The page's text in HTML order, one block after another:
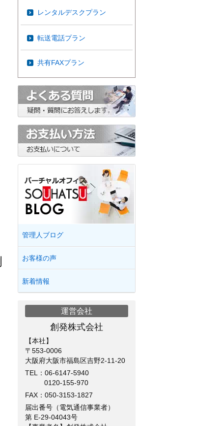
レンタルデスクプラン
転送電話プラン
共有FAXプラン
管理人ブログ
お客様の声
新着情報
運営会社
創発株式会社
【本社】
〒553-0006
大阪府大阪市福島区吉野2-11-20
TEL： 06-6147-5940
0120-155-970
FAX：050-3153-1827
届出番号（電気通信事業者）
第 E-29-04043号